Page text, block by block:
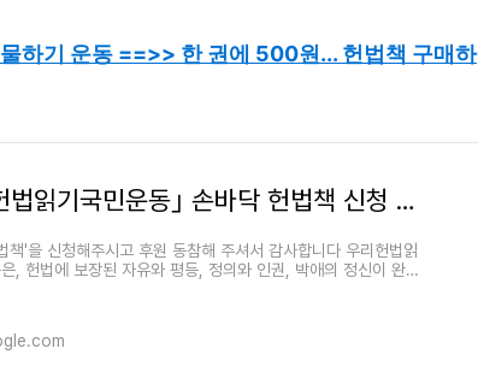
하기 운동 ==>> 한 권에 500원 ... 헌법책 구매하
｢우리헌법읽기국민운동｣ 손바닥 헌법책 신청 및 후원금 입금 안내
책'을 신청해주시고 후원 동참해 주셔서 감사합니다 우리헌법읽
, 헌법에 보장된 자유와 평등, 정의와 인권, 박애의 정신이 완전